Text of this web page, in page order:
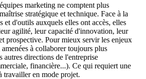
marketing ne comptent plus
stratégique et technique. Face à la
et d'outils auxquels elles ont accès, elles
agilité, leur capacité d'innovation, leur
prospective. Pour mieux servir les enjeux
amenées à collaborer toujours plus
autres directions de l'entreprise
financière...). Ce qui requiert une
travailler en mode projet.